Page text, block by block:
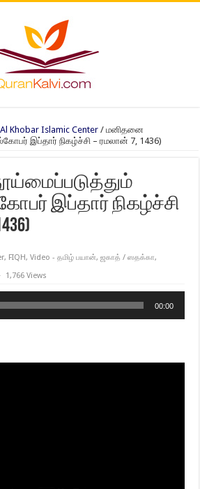
Al Khobar Islamic Center / மனிதனை
இப்தார் நிகழ்ச்சி – ரமலான் 7, 1436)
இப்தார் நிகழ்ச்சி
, FIQH,Video - தமிழ் பயான்,ஜகாத் / ஸதக்கா,
1,766 Views
00:00